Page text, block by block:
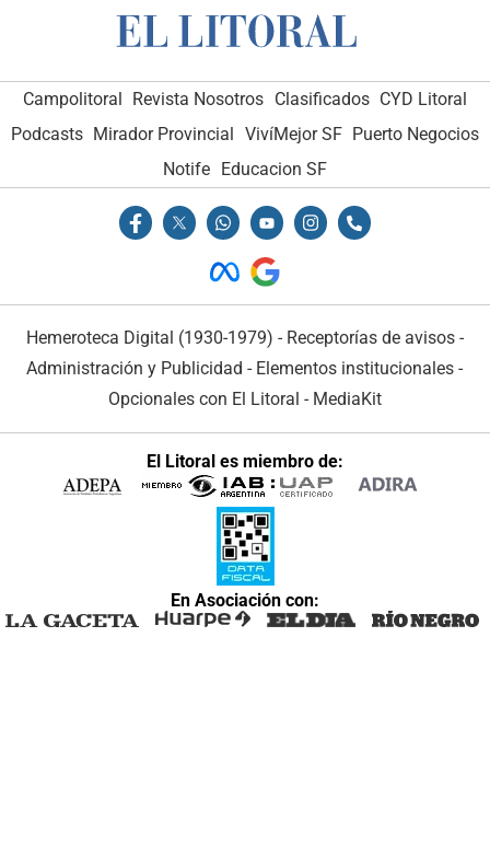
Campolitoral Revista Nosotros Clasificados CYD Litoral
Podcasts Mirador Provincial VivíMejor SF Puerto Negocios
Notife
Educacion SF
Hemeroteca Digital (1930-1979) - Receptorías de avisos -
Administración y Publicidad - Elementos institucionales -
Opcionales con El Litoral - MediaKit
El Litoral es miembro de:
En Asociación con: